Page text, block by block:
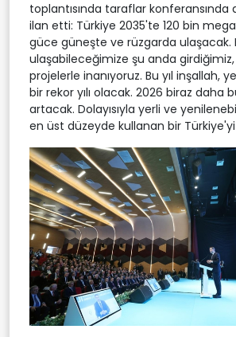
toplantısında taraflar konferansında
ilan etti: Türkiye 2035'te 120 bin
güce güneşte ve rüzgarda ulaşacak.
ulaşabileceğimize şu anda girdiğimiz,
projelerle inanıyoruz. Bu yıl inşallah,
bir rekor yılı olacak. 2026 biraz daha
artacak. Dolayısıyla yerli ve
en üst düzeyde kullanan bir